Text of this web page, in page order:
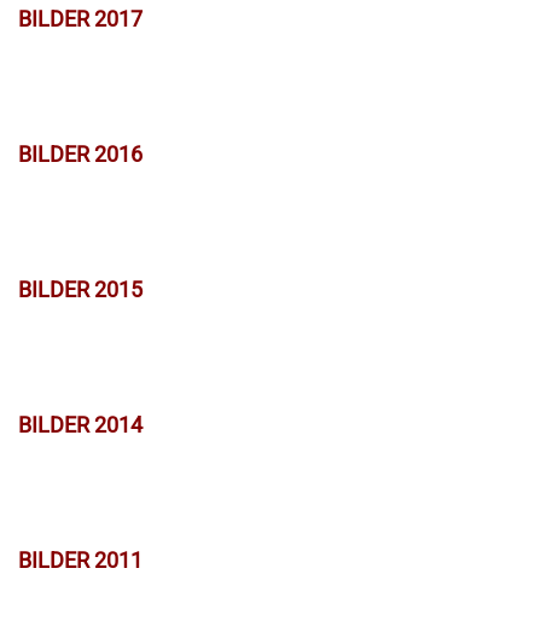
BILDER 2017
BILDER 2016
BILDER 2015
BILDER 2014
BILDER 2011